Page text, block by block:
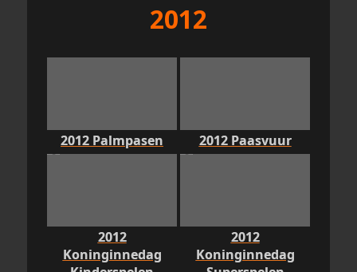
2012
2012 Palmpasen 2012 Paasvuur
2012
Koninginnedag
2012
Koninginnedag